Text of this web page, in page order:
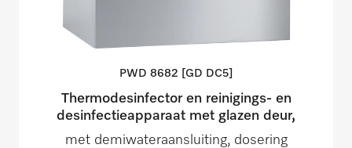
PWD 8682 [GD DC5]
Thermodesinfector en reinigings- en
desinfectieapparaat met glazen deur,
met demiwateraansluiting, dosering